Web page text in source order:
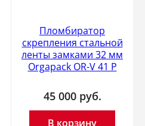
Пломбиратор
скрепления стальной
ленты замками 32 мм
Orgapack OR-V 41 P
45 000 руб.
В корзину